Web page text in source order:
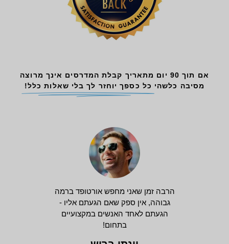
אם תוך 90 יום מתאריך קבלת המדרסים אינך מרוצה
מסיבה כלשהי כל כספך יוחזר לך בלי שאלות כלל!
הרבה זמן שאני מחפש אורטופד ברמה
גבוהה, אין ספק שאם הגעתם אליו -
הגעתם לאחד האנשים במקצועיים
בתחום!